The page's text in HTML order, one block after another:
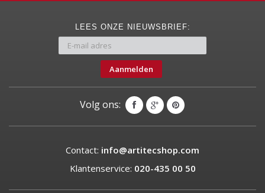
LEES ONZE NIEUWSBRIEF:
Aanmelden
Volg ons:
Contact: info@artitecshop.com
Klantenservice: 020-435 00 50